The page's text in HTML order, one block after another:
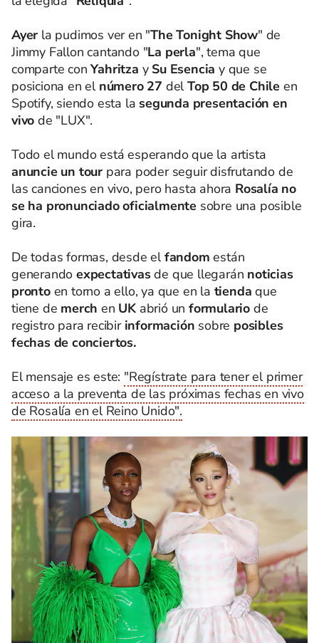
Ayer la pudimos ver en "The Tonight Show" de
Jimmy Fallon cantando "La perla", tema que
comparte conYahritza y Su Esenciay que se
posiciona en el número 27 delTop 50 de Chile en
Spotify, siendo esta la segunda presentación en
vivo de "LUX".
Todo el mundo está esperando que la artista
anuncie un tour para poder seguir disfrutando de
las canciones en vivo, pero hasta ahora Rosalía no
se ha pronunciado oficialmente sobre una posible
gira.
De todas formas, desde elfandomestán
generandoexpectativasde que llegarán noticias
prontoen torno a ello, ya que en la tiendaque
tiene de merchen UK abrió unformulario de
registro para recibir información sobre posibles
fechas de conciertos.
El mensaje es este: "Regístrate para tener el primer
acceso a la preventa de las próximas fechas en vivo
de Rosalía en el Reino Unido".